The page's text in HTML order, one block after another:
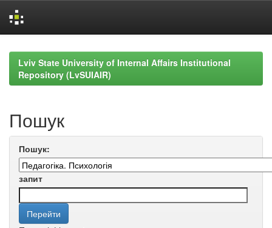
navigationLviv State University of Internal Affairs Institutional
Repository (LvSUIAIR)
Пошук
Пошук:
запит